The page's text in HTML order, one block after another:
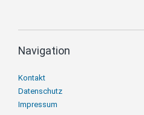
Navigation
Navigation
überspringen
Kontakt
Datenschutz
Impressum